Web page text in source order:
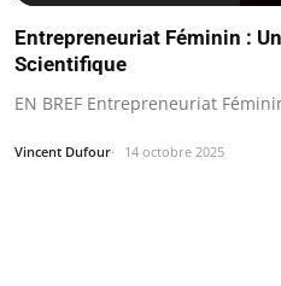
Entrepreneuriat Féminin :
Scientifique
EN BREF Entrepreneuriat
Vincent Dufour 14 octobre 2025